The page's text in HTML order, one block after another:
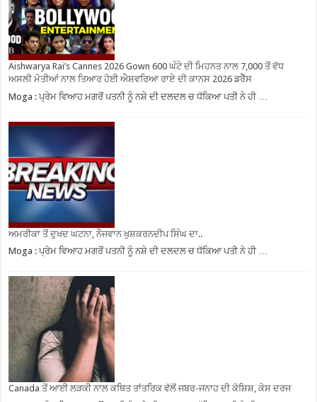
Aishwarya Rai’s Cannes 2026 Gown 600 ਘੰਟੇ ਦੀ ਮਿਹਨਤ ਨਾਲ 7,000 ਤੋਂ ਵੱਧ
ਅਸਲੀ ਮੋਤੀਆਂ ਨਾਲ ਤਿਆਰ ਹੋਈ ਐਸ਼ਵਰਿਆ ਰਾਏ ਦੀ ਕਾਨਸ 2026 ਡਰੈੱਸ
Moga : ਪ੍ਰੇਮ ਵਿਆਹ ਮਗਰੋਂ ਪਤਨੀ ਨੂੰ ਨਸ਼ੇ ਦੀ ਦਲਦਲ ਚ ਧੱਕਿਆ ਪਤੀ ਨੇ ਹੀ …
ਅਮਰੀਕਾ ਤੋਂ ਦੁਖਦ ਘਟਨਾ, ਨੌਜਵਾਨ ਖੁਸ਼ਕਰਨਦੀਪ ਸਿੰਘ ਦਾ..
Moga : ਪ੍ਰੇਮ ਵਿਆਹ ਮਗਰੋਂ ਪਤਨੀ ਨੂੰ ਨਸ਼ੇ ਦੀ ਦਲਦਲ ਚ ਧੱਕਿਆ ਪਤੀ ਨੇ ਹੀ …
Canada ਤੋਂ ਆਈ ਲੜਕੀ ਨਾਲ ਕਥਿਤ ਤਾਂਤਰਿਕ ਵੱਲੋਂ ਜਬਰ-ਜਨਾਹ ਦੀ ਕੋਸ਼ਿਸ਼, ਕੇਸ ਦਰਜ